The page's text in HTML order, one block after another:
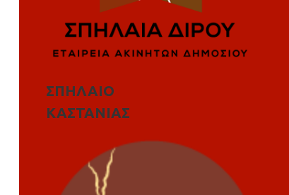
ΣΠΗΛΑΙΟ
ΚΑΣΤΑΝΙΑΣ